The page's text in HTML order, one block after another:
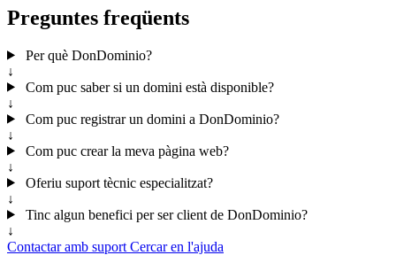
Preguntes freqüents
Per què DonDominio?
↓
Com puc saber si un domini està disponible?
↓
Com puc registrar un domini a DonDominio?
↓
Com puc crear la meva pàgina web?
↓
Oferiu suport tècnic especialitzat?
↓
Tinc algun benefici per ser client de DonDominio?
↓
Contactar amb suport Cercar en l'ajuda